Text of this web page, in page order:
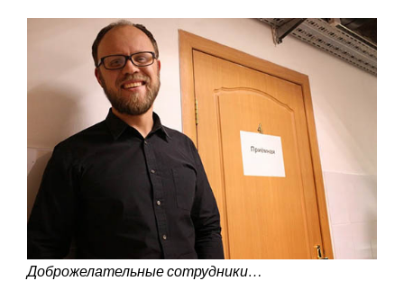
Доброжелательные сотрудники…